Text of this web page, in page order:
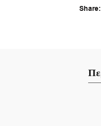
Share